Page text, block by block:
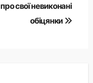
про свої невиконані
обіцянки